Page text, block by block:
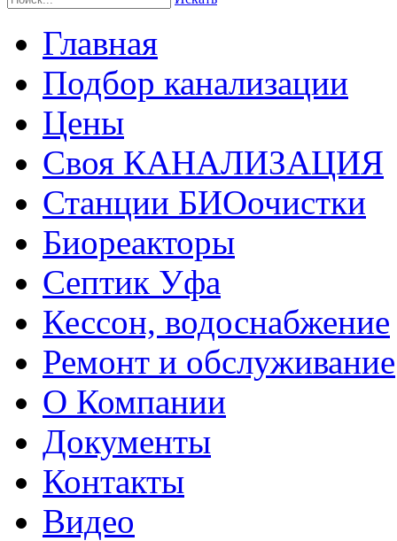
Главная
Подбор канализации
Цены
Своя КАНАЛИЗАЦИЯ
Станции БИОочистки
Биореакторы
Септик Уфа
Кессон, водоснабжение
Ремонт и обслуживание
О Компании
Документы
Контакты
Видео